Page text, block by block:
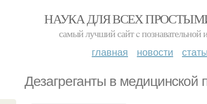
НАУКА ДЛЯ ВСЕХ
самый лучший сайт c
главная новости
Дезагреганты в медицинской